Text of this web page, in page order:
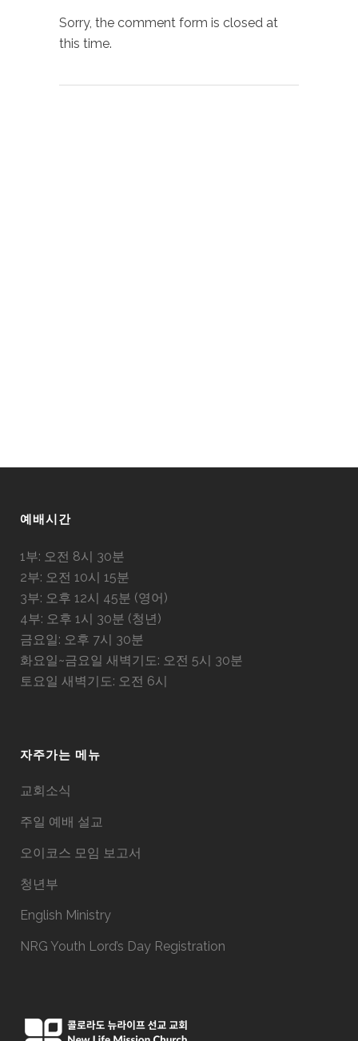
Sorry, the comment form is closed at
this time.
예배시간
1부: 오전 8시 30분
2부: 오전 10시 15분
3부: 오후 12시 45분 (영어)
4부: 오후 1시 30분 (청년)
금요일: 오후 7시 30분
화요일~금요일 새벽기도: 오전 5시 30분
토요일 새벽기도: 오전 6시
자주가는 메뉴
교회소식
주일 예배 설교
오이코스 모임 보고서
청년부
English Ministry
NRG Youth Lord’s Day Registration